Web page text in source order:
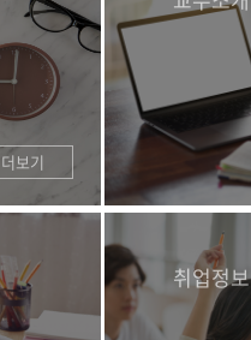
더보기
취업정보